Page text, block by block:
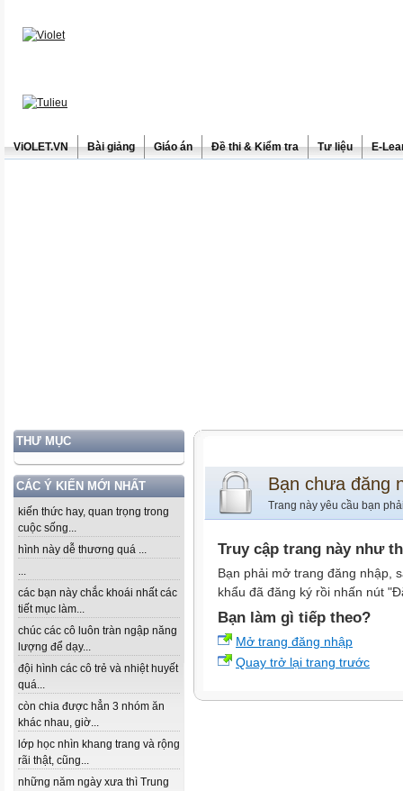
ViOLET.VN Bài giảng Giáo án Đề thi & Kiểm tra Tư liệu E-
THƯ MỤC
CÁC Ý KIẾN MỚI NHẤT
kiến thức hay, quan trọng trong
cuộc sống...
hình này dễ thương quá ...
...
các bạn này chắc khoái nhất các
tiết mục làm...
chúc các cô luôn tràn ngập năng
lượng để dạy...
đội hình các cô trẻ và nhiệt huyết
quá...
còn chia được hẳn 3 nhóm ăn
khác nhau, giờ...
lớp học nhìn khang trang và rộng
rãi thật, cũng...
những năm ngày xưa thì Trung
Bạn chưa đăng
Trang này yêu cầu bạn
Truy cập trang này như
Bạn phải mở trang đăng nhập,
khẩu đã đăng ký rồi nhấn nút
Bạn làm gì tiếp theo?
Mở trang đăng nhập
Quay trở lại trang trước